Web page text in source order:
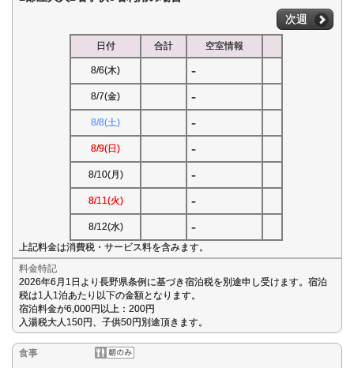
次週
日付 合計 空室情報
8/6(木) -
8/7(金) -
8/8(土) -
8/9(日) -
8/10(月) -
8/11(火) -
8/12(水) -
上記料金は消費税・サービス料を含みます。
料金特記
2026年6月1日より長野県条例に基づき宿泊税を別途申し受けます。宿泊
税は1人1泊あたり以下の金額となります。
宿泊料金が6,000円以上：200円
入湯税大人150円、子供50円別途頂きます。
食事